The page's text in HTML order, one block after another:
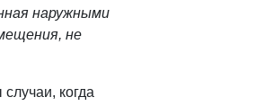
наружными
не
когда